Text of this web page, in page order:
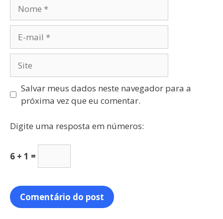
Salvar meus dados neste navegador para a
próxima vez que eu comentar.
Digite uma resposta em números:
6 + 1 =